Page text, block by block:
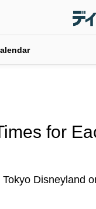
for
Disneyland